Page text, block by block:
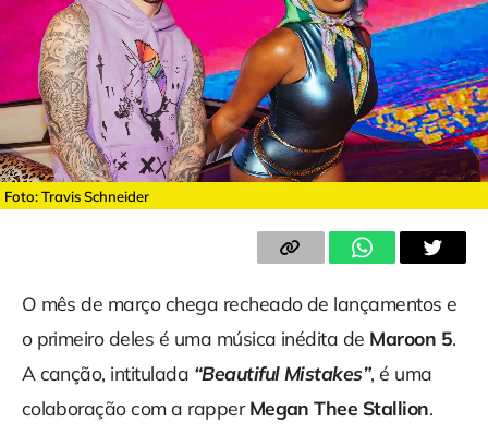
Foto: Travis Schneider
O mês de março chega recheado de lançamentos e
o primeiro deles é uma música inédita de Maroon 5.
A canção, intitulada “Beautiful Mistakes”, é uma
colaboração com a rapperMegan Thee Stallion.